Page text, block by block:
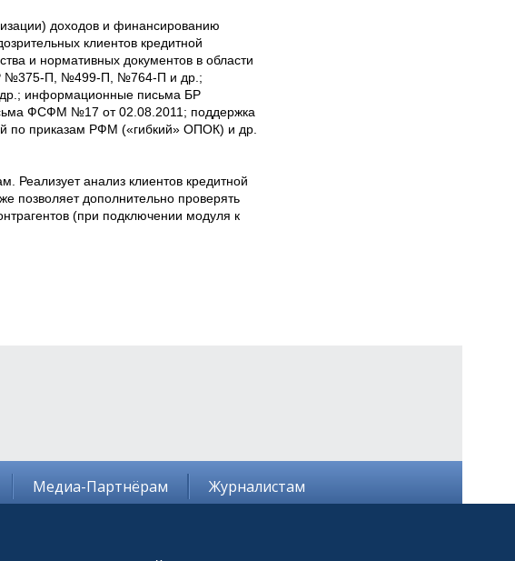
доходов и финансированию
клиентов кредитной
и нормативных документов в области
№375-П, №499-П, №764-П и др.;
информационные письма БР
ФСФМ №17 от 02.08.2011; поддержка
по приказам РФМ («гибкий» ОПОК) и др.
Реализует анализ клиентов кредитной
позволяет дополнительно проверять
(при подключении модуля к
Медиа-Партнёрам Журналистам